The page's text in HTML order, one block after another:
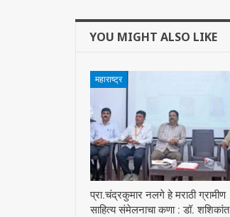
YOU MIGHT ALSO LIKE
महाराष्ट्र
प्रा.चंद्रकुमार नलगे हे मराठी ग्रामीण
साहित्य संमेलनाचा कणा : डॉ. शशिकांत